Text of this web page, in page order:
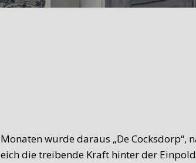
wurde daraus „De Cocksdorp“,
die treibende Kraft hinter der